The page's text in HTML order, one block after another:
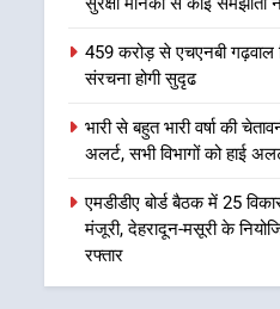
भारी
को
1
मुख्यमंत्री
हजारों
उत्तराखंड
2
दिल्ली-
459 करोड़ से एचएनबी गढ़वाल
संरचना होगी सुदृढ
भारी से बहुत भारी वर्षा की
अलर्ट, सभी विभागों को हाई
एमडीडीए बोर्ड बैठक में 25
मंजूरी, देहरादून-मसूरी के
रफ्तार